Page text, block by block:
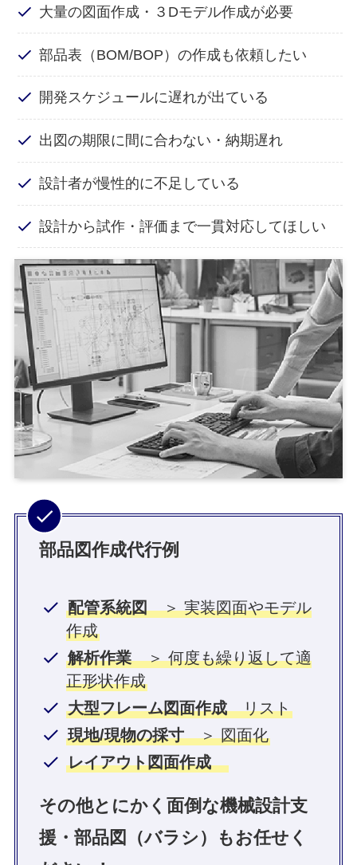
大量の図面作成・３Dモデル作成が必要
部品表（BOM/BOP）の作成も依頼したい
開発スケジュールに遅れが出ている
出図の期限に間に合わない・納期遅れ
設計者が慢性的に不足している
設計から試作・評価まで一貫対応してほしい
部品図作成代行例
配管系統図＞ 実装図面やモデル
作成
解析作業＞ 何度も繰り返して適
正形状作成
大型フレーム図面作成リスト
現地/現物の採寸＞ 図面化
レイアウト図面作成
その他とにかく面倒な機械設計支
援・部品図（バラシ）もお任せく